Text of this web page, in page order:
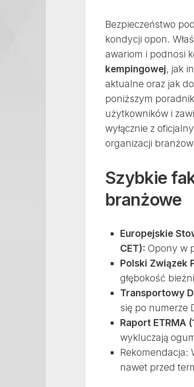
Bezpieczeństwo
kondycji opon.
awariom i podnosi
kempingowej, jak
aktualne oraz jak
poniższym
użytkowników i
wyłącznie z
organizacji
Szybkie
branżowe
Europejskie
CET): Opony w
Polski Związek
głębokość
Transportowy
się po numerze
Raport ETRMA
wykluczają
Rekomendacja:
nawet przed